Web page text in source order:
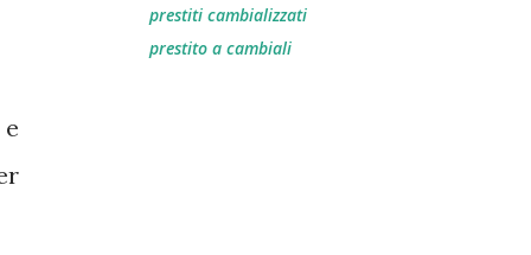
prestiti cambializzati
prestito a cambiali